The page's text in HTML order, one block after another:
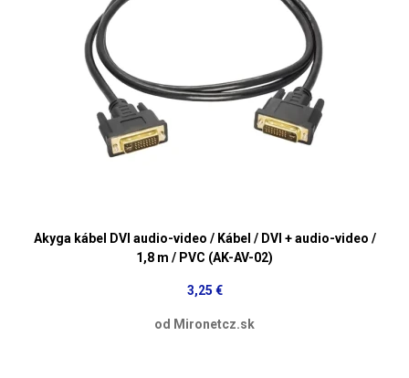
Akyga kábel DVI audio-video / Kábel / DVI + audio-video /
1,8 m / PVC (AK-AV-02)
3,25 €
od Mironetcz.sk